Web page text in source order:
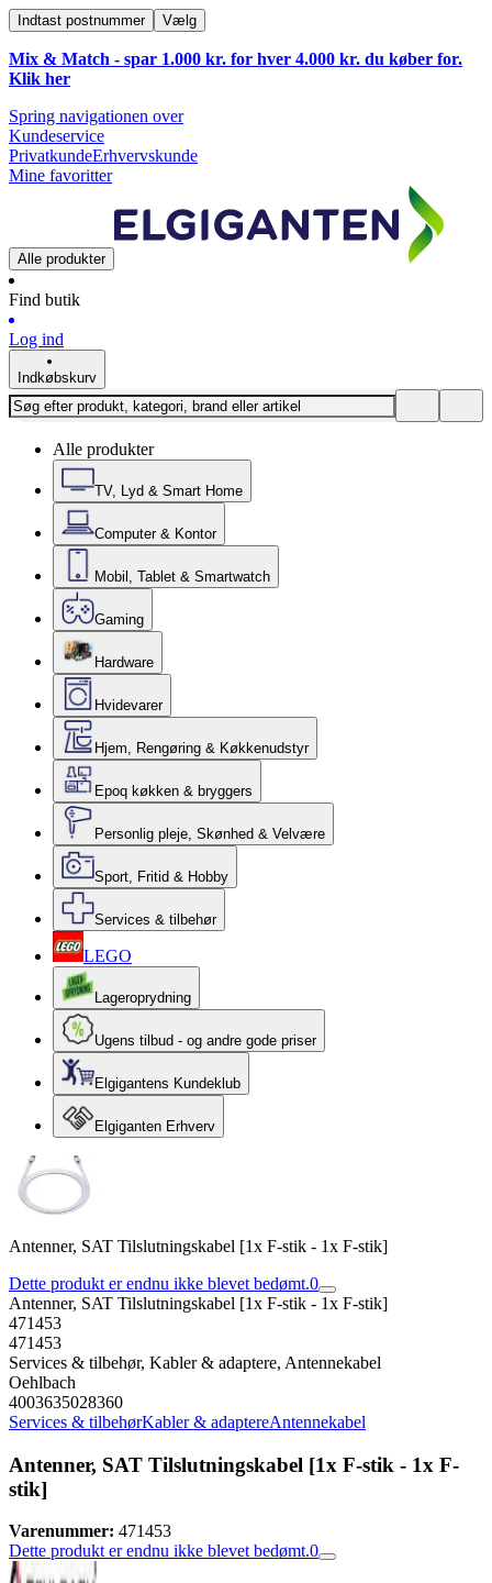
Indtast postnummer Vælg
Mix & Match - spar 1.000 kr. for hver 4.000 kr. du køber for.
Klik her
Spring navigationen over
Kundeservice
PrivatkundeErhvervskunde
Mine favoritter
Alle produkter
Find butik
Log ind
Indkøbskurv
Alle produkter
TV, Lyd & Smart Home
Computer & Kontor
Mobil, Tablet & Smartwatch
Gaming
Hardware
Hvidevarer
Hjem, Rengøring & Køkkenudstyr
Epoq køkken & bryggers
Personlig pleje, Skønhed & Velvære
Sport, Fritid & Hobby
Services & tilbehør
LEGO
Lageroprydning
Ugens tilbud - og andre gode priser
Elgigantens Kundeklub
Elgiganten Erhverv
Antenner, SAT Tilslutningskabel [1x F-stik - 1x F-stik]
Dette produkt er endnu ikke blevet bedømt.0
Antenner, SAT Tilslutningskabel [1x F-stik - 1x F-stik]
471453
471453
Services & tilbehør, Kabler & adaptere, Antennekabel
Oehlbach
4003635028360
Services & tilbehørKabler & adaptereAntennekabel
Antenner, SAT Tilslutningskabel [1x F-stik - 1x F-
stik]
Varenummer: 471453
Dette produkt er endnu ikke blevet bedømt.0